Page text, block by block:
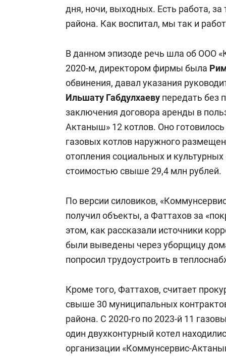
дня, ночи, выходных. Есть работа,
района. Как воспитал, мы так и
В данном эпизоде речь шла об ООО
2020-м, директором фирмы была
обвинения, давал указания
Ильшату Габдулхаеву передать без
заключения договора аренды в
Актаныш» 12 котлов. Оно
газовых котлов наружного
отопления социальных и
стоимостью свыше 29,4 млн рублей.
По версии силовиков,
получил объекты, а Фаттахов за
этом, как рассказали источники
были выведены через уборщицу
попросил трудоустроить в
Кроме того, Фаттахов, считает
свыше 30 муниципальных
района. С 2020-го по 2023-й 11
один двухконтурный котел
организации «Коммунсервис-